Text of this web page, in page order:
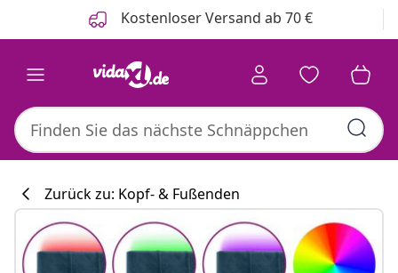
Kostenloser Versand ab 70 €
Zurück zu: Kopf- & Fußenden